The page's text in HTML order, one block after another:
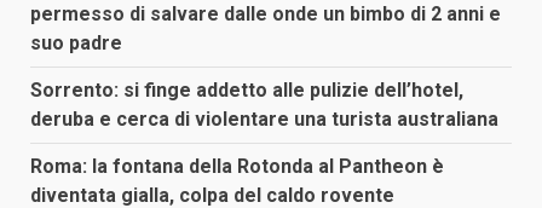
permesso di salvare dalle onde un bimbo di 2 anni e
suo padre
Sorrento: si finge addetto alle pulizie dell’hotel,
deruba e cerca di violentare una turista australiana
Roma: la fontana della Rotonda al Pantheon è
diventata gialla, colpa del caldo rovente